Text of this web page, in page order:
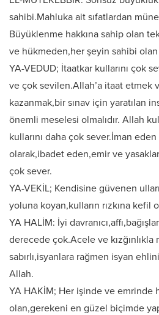
sahibi.Mahluka ait sıfatlardan
Büyüklenme hakkına sahip olan
ve hükmeden,her şeyin sahibi olan
YA-VEDUD; İtaatkar kullarını çok
ve çok sevilen.Allah’a itaat etmek
kazanmak,bir sınav için yaratılan
önemli meselesi olmalıdır. Allah
kullarını daha çok sever.İman
olarak,ibadet eden,emir ve
çok sever.
YA-VEKİL; Kendisine güvenen
yoluna koyan,kulların rızkına kefil
YA HALİM: İyi
derecede çok.Acele ve
sabırlı,isyanlara rağmen isyan
Allah.
YA HAKİM; Her işinde ve emrinde
olan,gerekeni en güzel biçimde